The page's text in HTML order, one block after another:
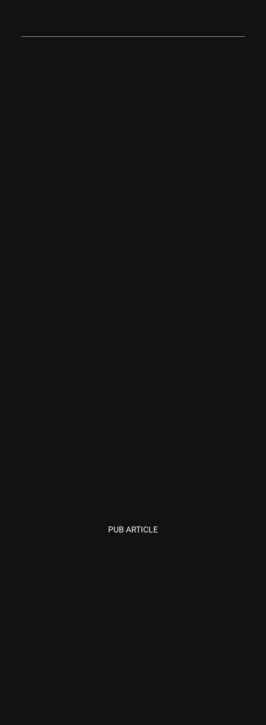
PUB ARTICLE